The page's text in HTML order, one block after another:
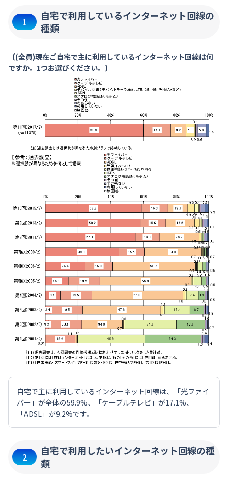
1
自宅で利用しているインターネット回線の
種類
〔(全員)現在ご自宅で主に利用しているインターネット回線は何
ですか。1つお選びください。〕
自宅で主に利用しているインターネット回線は、「光ファイ
バー」が全体の59.9%、「ケーブルテレビ」が17.1%、
「ADSL」が9.2%です。
2
自宅で利用したいインターネット回線の種
類